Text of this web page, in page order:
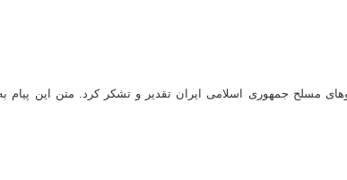
مسلح جمهوری اسلامی ایران تقدیر و تشکر کرد. متن این پیام